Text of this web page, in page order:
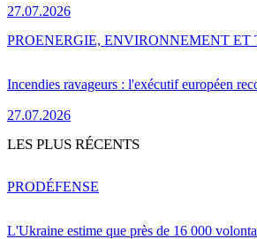
27.07.2026
Incendies ravageurs : l'exécutif européen
27.07.2026
PROENERGIE, ENVIRONNEMENT ET
LES PLUS RÉCENTS
L'Ukraine estime que près de 16 000
PRODÉFENSE